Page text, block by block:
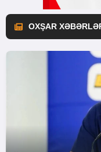
OXŞAR